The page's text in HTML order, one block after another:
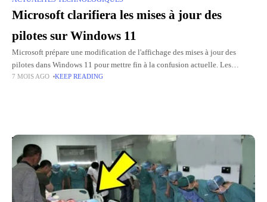
Microsoft clarifiera les mises à jour des
pilotes sur Windows 11
Microsoft prépare une modification de l'affichage des mises à jour des
pilotes dans Windows 11 pour mettre fin à la confusion actuelle. Les
utilisateurs voient régulièrement des installations apparaître sous
7 MOIS AGO KEEP READING
Top Picks for You